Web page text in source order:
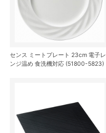
センス ミートプレート 23cm 電子レ
ンジ温め 食洗機対応 (51800-5823)